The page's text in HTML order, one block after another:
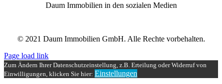
Daum Immobilien in den sozialen Medien
© 2021 Daum Immobilien GmbH. Alle Rechte vorbehalten.
Page load link
Zum Ändern Ihrer Datenschutzeinstellung, z.B. Erteilung oder Widerruf von
Einwilligungen, klicken Sie hier: Einstellungen